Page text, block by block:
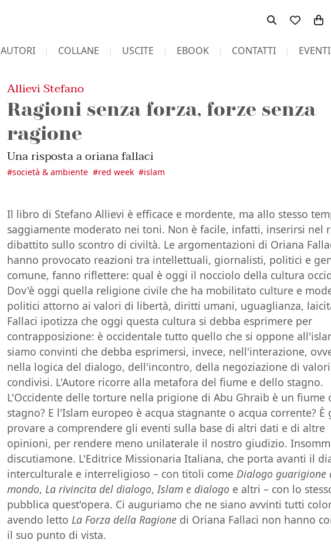
AUTORI COLLANE USCITE EBOOK CONTATTI EVENTI
Allievi Stefano
Ragioni senza forza, forze senza
ragione
Una risposta a oriana fallaci
#società & ambiente #red week #islam
Il libro di Stefano Allievi è efficace e mordente, ma allo stesso
saggiamente moderato nei toni. Non è facile, infatti, inserirsi nel
dibattito sullo scontro di civiltà. Le argomentazioni di Oriana
hanno provocato reazioni tra intellettuali, giornalisti, politici e
comune, fanno riflettere: qual è oggi il nocciolo della cultura
Dov'è oggi quella religione civile che ha mobilitato culture e
politici attorno ai valori di libertà, diritti umani, uguaglianza,
Fallaci ipotizza che oggi questa cultura si debba esprimere per
contrapposizione: è occidentale tutto quello che si oppone
siamo convinti che debba esprimersi, invece, nell'interazione,
nella logica del dialogo, dell'incontro, della negoziazione di valori
condivisi. L'Autore ricorre alla metafora del fiume e dello stagno.
L'Occidente delle torture nella prigione di Abu Ghraib è un fiume
stagno? E l'Islam europeo è acqua stagnante o acqua corrente? È
provare a comprendere gli eventi sulla base di altri dati e di altre
opinioni, per rendere meno unilaterale il nostro giudizio.
discutiamone. L'Editrice Missionaria Italiana, che porta avanti il
interculturale e interreligioso – con titoli comeDialogo guarigione
mondo,La rivincita del dialogo,Islam e dialogo e altri – con lo
pubblica quest'opera. Ci auguriamo che ne siano avvinti tutti
avendo lettoLa Forza della Ragione di Oriana Fallaci non hanno
il suo punto di vista.